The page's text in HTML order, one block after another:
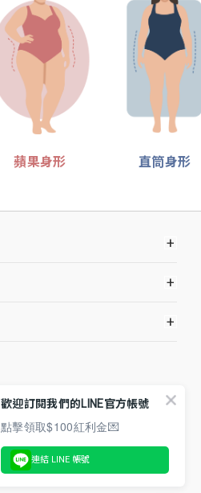
蘋果身形 直筒身形
+
+
+
歡迎訂閱我們的LINE官方帳號
點擊領取$100紅利金💌
連結 LINE 帳號